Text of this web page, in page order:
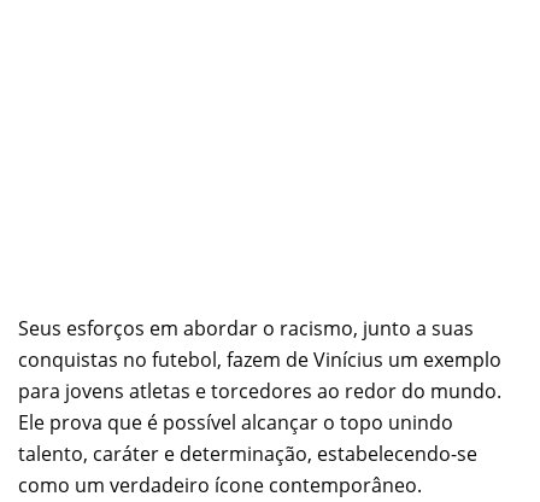
Seus esforços em abordar o racismo, junto a suas
conquistas no futebol, fazem de Vinícius um exemplo
para jovens atletas e torcedores ao redor do mundo.
Ele prova que é possível alcançar o topo unindo
talento, caráter e determinação, estabelecendo-se
como um verdadeiro ícone contemporâneo.